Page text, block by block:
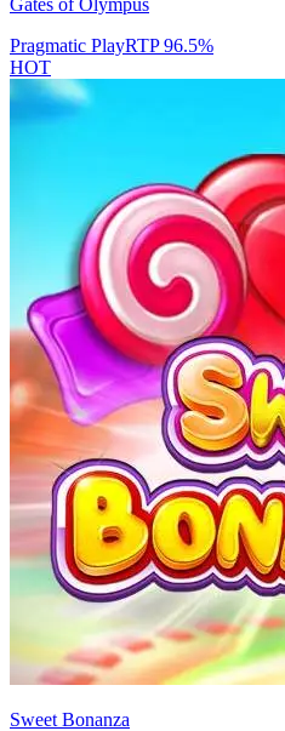
Pragmatic PlayRTP96.5%
HOT
Sweet Bonanza